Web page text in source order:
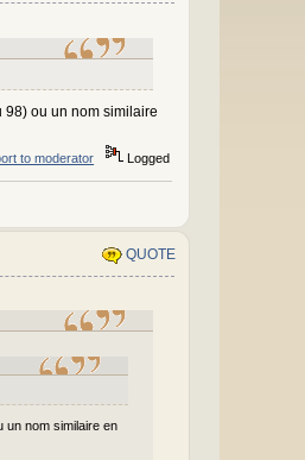
98) ou un nom similaire
to moderator Logged
QUOTE
un nom similaire en